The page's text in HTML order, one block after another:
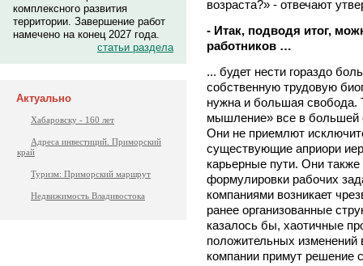
комплексного развития
территории. Завершение работ
намечено на конец 2027 года.
статьи раздела
Актуально
Хабаровску - 160 лет
Адреса инвестиций. Приморский
край
Туризм: Приморский маршрут
Недвижимость Владивостока
возраста?» - отвечают
- Итак, подводя итог,
работников …
... будет нести гораздо
собственную трудовую
нужна и большая свобода.
мышление» все в большей
Они не приемлют
существующие априори
карьерные пути. Они
формулировки рабочих
компаниями возникает
ранее организованные
казалось бы, хаотичные
положительных изменений
компании примут решение